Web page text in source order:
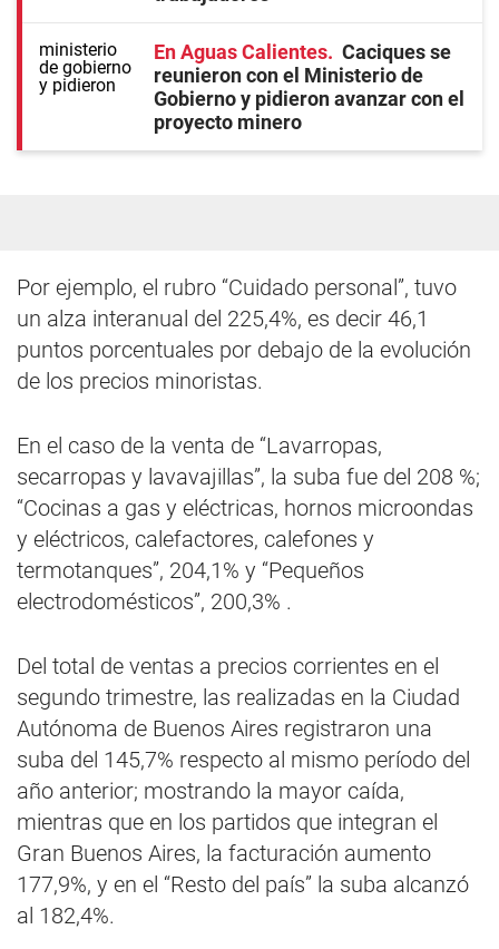
En Aguas Calientes
Caciques se
reunieron con el Ministerio de
Gobierno y pidieron avanzar con el
proyecto minero
Por ejemplo, el rubro “Cuidado personal”, tuvo
un alza interanual del 225,4%, es decir 46,1
puntos porcentuales por debajo de la evolución
de los precios minoristas.
En el caso de la venta de “Lavarropas,
secarropas y lavavajillas”, la suba fue del 208 %;
“Cocinas a gas y eléctricas, hornos microondas
y eléctricos, calefactores, calefones y
termotanques”, 204,1% y “Pequeños
electrodomésticos”, 200,3% .
Del total de ventas a precios corrientes en el
segundo trimestre, las realizadas en la Ciudad
Autónoma de Buenos Aires registraron una
suba del 145,7% respecto al mismo período del
año anterior; mostrando la mayor caída,
mientras que en los partidos que integran el
Gran Buenos Aires, la facturación aumento
177,9%, y en el “Resto del país” la suba alcanzó
al 182,4%.